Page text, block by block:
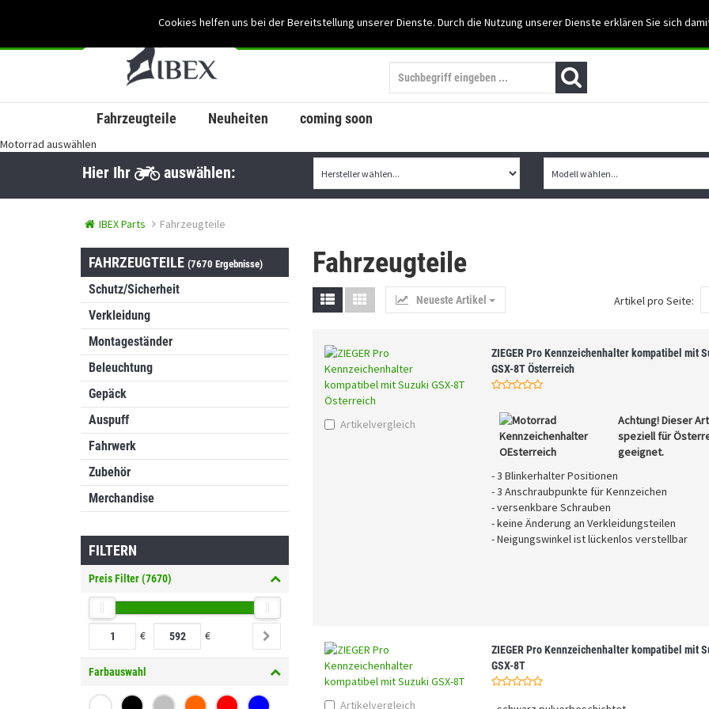
Cookies helfen uns bei der Bereitstellung unserer Dienste. Durch die Nutzung unserer Dienste erklären Sie sich
Mein Konto Support: 03501-
Fahrzeugteile Neuheiten coming soon
Motorrad auswählen
Hier Ihr auswählen:
IBEX Parts Fahrzeugteile
FAHRZEUGTEILE (7670 Ergebnisse)
Schutz/Sicherheit
Verkleidung
Montageständer
Beleuchtung
Gepäck
Auspuff
Fahrwerk
Zubehör
Merchandise
FILTERN
Preis Filter (7670)
€ €
Farbauswahl
Fahrzeugteile
Neueste Artikel Artikel pro Seite:
Artikelvergleich
ZIEGER Pro Kennzeichenhalter kompatibel mit
GSX-8T Österreich
Achtung! Dieser
speziell für
geeignet.
- 3 Blinkerhalter Positionen
- 3 Anschraubpunkte für Kennzeichen
- versenkbare Schrauben
- keine Änderung an Verkleidungsteilen
- Neigungswinkel ist lückenlos verstellbar
Artikelvergleich
ZIEGER Pro Kennzeichenhalter kompatibel mit
GSX-8T